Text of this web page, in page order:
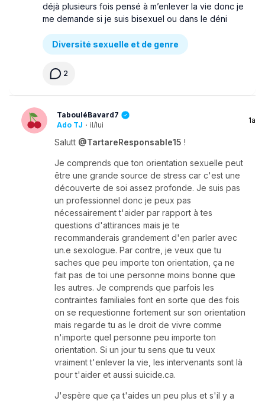
déjà plusieurs fois pensé à m’enlever la vie donc je
me demande si je suis bisexuel ou dans le déni
Diversité sexuelle et de genre
2
TabouléBavard7
Ado TJ · il/lui
1a
Salutt @TartareResponsable15 !
Je comprends que ton orientation sexuelle peut
être une grande source de stress car c'est une
découverte de soi assez profonde. Je suis pas
un professionnel donc je peux pas
nécessairement t'aider par rapport à tes
questions d'attirances mais je te
recommanderais grandement d'en parler avec
un.e sexologue. Par contre, je veux que tu
saches que peu importe ton orientation, ça ne
fait pas de toi une personne moins bonne que
les autres. Je comprends que parfois les
contraintes familiales font en sorte que des fois
on se requestionne fortement sur son orientation
mais regarde tu as le droit de vivre comme
n'importe quel personne peu importe ton
orientation. Si un jour tu sens que tu veux
vraiment t'enlever la vie, les intervenants sont là
pour t'aider et aussi suicide.ca.
J'espère que ça t'aides un peu plus et s'il y a